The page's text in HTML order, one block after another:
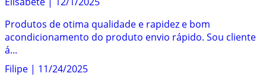
Produtos de otima qualidade e rapidez e bom
acondicionamento do produto envio rápido. Sou cliente
á...
Filipe | 11/24/2025